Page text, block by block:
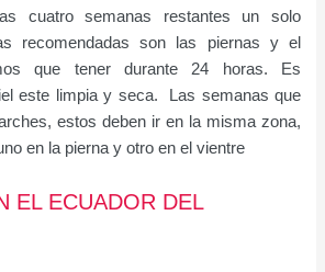
cuatro semanas restantes un solo
recomendadas son las piernas y el
que tener durante 24 horas. Es
este limpia y seca. Las semanas que
estos deben ir en la misma zona,
en la pierna y otro en el vientre
EL ECUADOR DEL